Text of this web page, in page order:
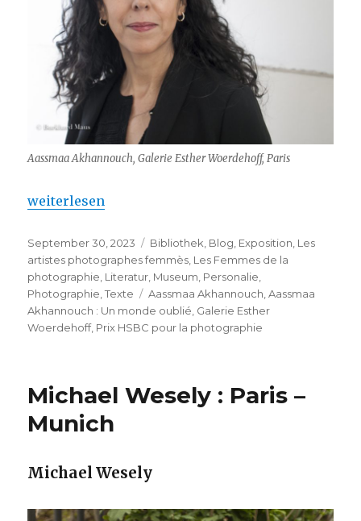
Aassmaa Akhannouch, Galerie Esther Woerdehoff, Paris
„Aassmaa Akhannouch : Un monde oublié“
weiterlesen
Veröffentlicht
am
September 30, 2023 Kategorien
Bibliothek, Blog, Exposition, Les
artistes photographes femmès, Les Femmes de la
photographie, Literatur, Museum, Personalie,
Photographie,Texte Schlagwörter
Aassmaa Akhannouch,Aassmaa
Akhannouch : Un monde oublié, Galerie Esther
Woerdehoff, Prix HSBC pour la photographie
Michael Wesely : Paris –
Munich
Michael Wesely